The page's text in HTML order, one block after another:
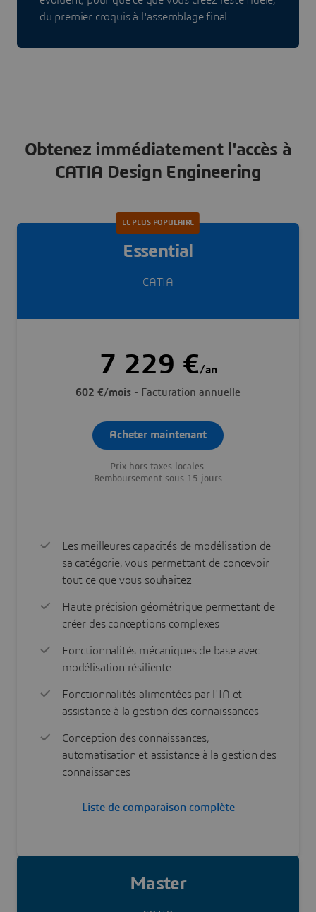
du premier croquis à l'assemblage final.
Obtenez immédiatement l'accès à
CATIA Design Engineering
LE PLUS POPULAIRE
Essential
CATIA
7 229 €/an
602 €/mois - Facturation annuelle
Acheter maintenant
Prix hors taxes locales
Remboursement sous 15 jours
Les meilleures capacités de modélisation de
sa catégorie, vous permettant de concevoir
tout ce que vous souhaitez
Haute précision géométrique permettant de
créer des conceptions complexes
Fonctionnalités mécaniques de base avec
modélisation résiliente
Fonctionnalités alimentées par l'IA et
assistance à la gestion des connaissances
Conception des connaissances,
automatisation et assistance à la gestion des
connaissances
Liste de comparaison complète
Master